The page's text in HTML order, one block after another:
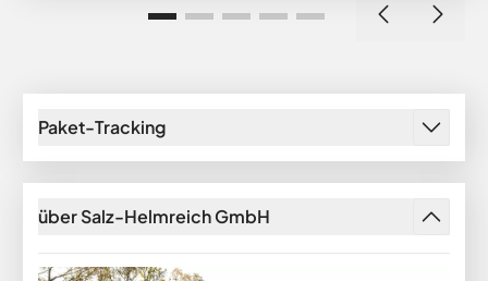
Paket-Tracking
über Salz-Helmreich GmbH